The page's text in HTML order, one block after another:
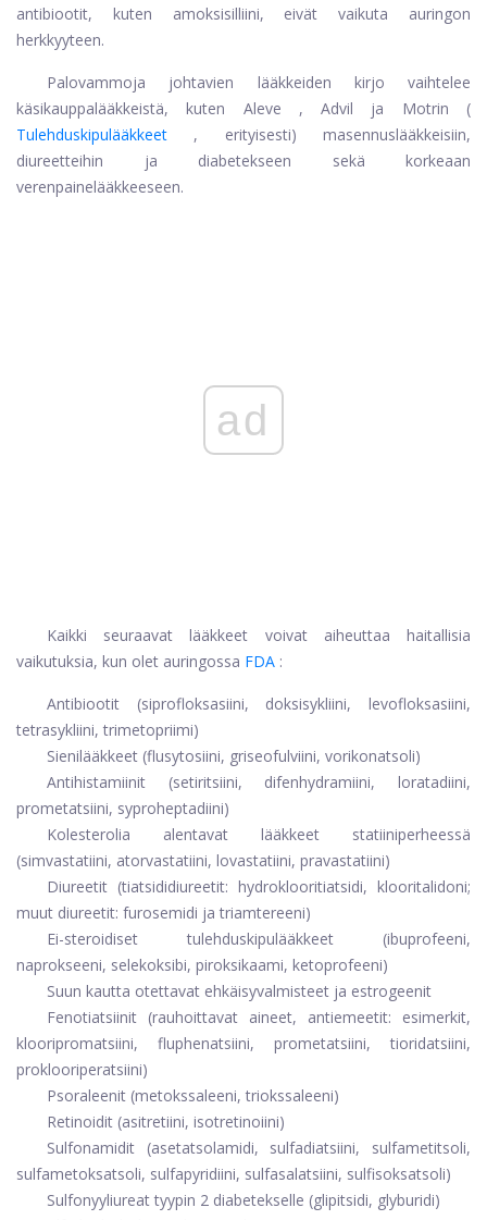
antibiootit, kuten amoksisilliini, eivät vaikuta auringon
herkkyyteen.
Palovammoja johtavien lääkkeiden kirjo vaihtelee
käsikauppalääkkeistä, kuten
Aleve , Advil ja Motrin
(
Tulehduskipulääkkeet
, erityisesti) masennuslääkkeisiin,
diureetteihin ja diabetekseen sekä korkeaan
verenpainelääkkeeseen.
ad
Kaikki seuraavat lääkkeet voivat aiheuttaa haitallisia
vaikutuksia, kun olet auringossa FDA :
Antibiootit (siprofloksasiini, doksisykliini, levofloksasiini,
tetrasykliini, trimetopriimi)
Sienilääkkeet (flusytosiini, griseofulviini, vorikonatsoli)
Antihistamiinit (setiritsiini, difenhydramiini, loratadiini,
prometatsiini, syproheptadiini)
Kolesterolia alentavat lääkkeet statiiniperheessä
(simvastatiini, atorvastatiini, lovastatiini, pravastatiini)
Diureetit (tiatsididiureetit: hydroklooritiatsidi, klooritalidoni;
muut diureetit: furosemidi ja triamtereeni)
Ei-steroidiset tulehduskipulääkkeet (ibuprofeeni,
naprokseeni, selekoksibi, piroksikaami, ketoprofeeni)
Suun kautta otettavat ehkäisyvalmisteet ja estrogeenit
Fenotiatsiinit (rauhoittavat aineet, antiemeetit: esimerkit,
klooripromatsiini, fluphenatsiini, prometatsiini, tioridatsiini,
proklooriperatsiini)
Psoraleenit (metokssaleeni, triokssaleeni)
Retinoidit (asitretiini, isotretinoiini)
Sulfonamidit (asetatsolamidi, sulfadiatsiini, sulfametitsoli,
sulfametoksatsoli, sulfapyridiini, sulfasalatsiini, sulfisoksatsoli)
Sulfonyyliureat tyypin 2 diabetekselle (glipitsidi, glyburidi)